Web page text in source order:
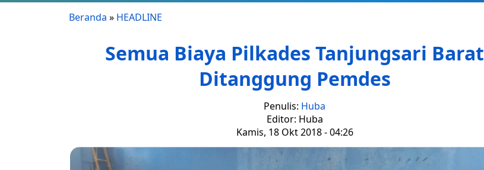
Beranda » HEADLINE
Semua Biaya Pilkades Tanjungsari Barat
Ditanggung Pemdes
Penulis: Huba
Editor: Huba
Kamis, 18 Okt 2018 - 04:26